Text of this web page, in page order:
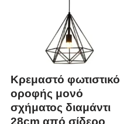
Κρεμαστό φωτιστικό
οροφής μονό
σχήματος διαμάντι
28cm από σίδερο